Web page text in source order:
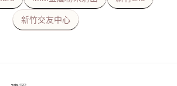
新竹交友中心